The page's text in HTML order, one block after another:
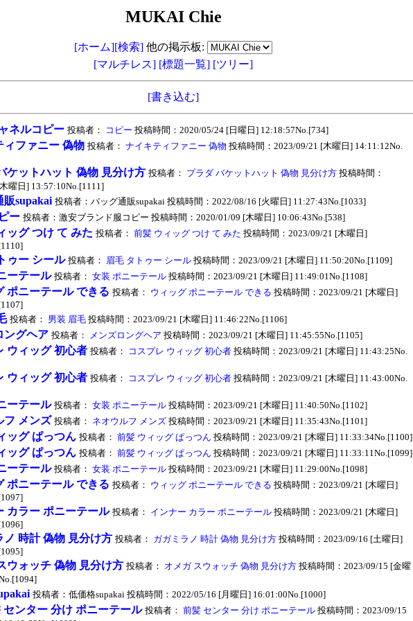
MUKAI Chie
[ホーム][検索] 他の掲示板:
[マルチレス] [標題一覧] [ツリー]
[書き込む]
ネルコピー 投稿者： コピー 投稿時間：2020/05/24 [日曜日] 12:18:57No.[734]
ィファニー 偽物 投稿者： ナイキティファニー 偽物 投稿時間：2023/09/21 [木曜日] 14:11:12No.
ケットハット 偽物 見分け方 投稿者： プラダ バケットハット 偽物 見分け方 投稿時間：
曜日] 13:57:10No.[1111]
販supakai 投稿者：バッグ通販supakai 投稿時間：2022/08/16 [火曜日] 11:27:43No.[1033]
ー 投稿者：激安ブランド服コピー 投稿時間：2020/01/09 [木曜日] 10:06:43No.[538]
ッグ つけ て みた 投稿者： 前髪 ウィッグ つけ て みた 投稿時間：2023/09/21 [木曜日]
ゥー シール 投稿者： 眉毛 タトゥー シール 投稿時間：2023/09/21 [木曜日] 11:50:20No.[1109]
ーテール 投稿者： 女装 ポニーテール 投稿時間：2023/09/21 [木曜日] 11:49:01No.[1108]
ポニーテール できる 投稿者： ウィッグ ポニーテール できる 投稿時間：2023/09/21 [木曜日]
投稿者： 男装 眉毛 投稿時間：2023/09/21 [木曜日] 11:46:22No.[1106]
ングヘア 投稿者： メンズロングヘア 投稿時間：2023/09/21 [木曜日] 11:45:55No.[1105]
ウィッグ 初心者 投稿者： コスプレ ウィッグ 初心者 投稿時間：2023/09/21 [木曜日] 11:43:25No.
ウィッグ 初心者 投稿者： コスプレ ウィッグ 初心者 投稿時間：2023/09/21 [木曜日] 11:43:00No.
ーテール 投稿者： 女装 ポニーテール 投稿時間：2023/09/21 [木曜日] 11:40:50No.[1102]
フ メンズ 投稿者： ネオウルフ メンズ 投稿時間：2023/09/21 [木曜日] 11:35:43No.[1101]
ッグ ぱっつん 投稿者： 前髪 ウィッグ ぱっつん 投稿時間：2023/09/21 [木曜日] 11:33:34No.[1100]
ッグ ぱっつん 投稿者： 前髪 ウィッグ ぱっつん 投稿時間：2023/09/21 [木曜日] 11:33:11No.[1099]
ーテール 投稿者： 女装 ポニーテール 投稿時間：2023/09/21 [木曜日] 11:29:00No.[1098]
ポニーテール できる 投稿者： ウィッグ ポニーテール できる 投稿時間：2023/09/21 [木曜日]
カラー ポニーテール 投稿者： インナー カラー ポニーテール 投稿時間：2023/09/21 [木曜日]
ノ 時計 偽物 見分け方 投稿者： ガガミラノ 時計 偽物 見分け方 投稿時間：2023/09/16 [土曜日]
ウォッチ 偽物 見分け方 投稿者： オメガ スウォッチ 偽物 見分け方 投稿時間：2023/09/15 [金曜
投稿者：低価格supakai 投稿時間：2022/05/16 [月曜日] 16:01:00No.[1000]
センター 分け ポニーテール 投稿者： 前髪 センター 分け ポニーテール 投稿時間：2023/09/15